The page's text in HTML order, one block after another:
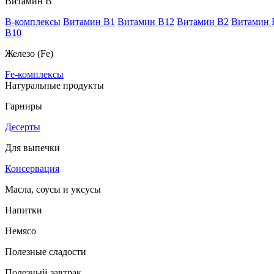
B-комплексы Витамин B1 Витамин B12 Витамин B2 Витамин
В10
Железо (Fe)
Fe-комплексы
Натуральные продукты
Гарниры
Десерты
Для выпечки
Консервация
Масла, соусы и уксусы
Напитки
Немясо
Полезные сладости